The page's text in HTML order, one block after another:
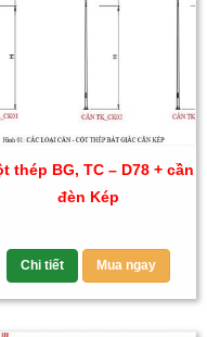
thép BG, TC – D78 + cần
đèn Kép
Chi tiết Mua ngay